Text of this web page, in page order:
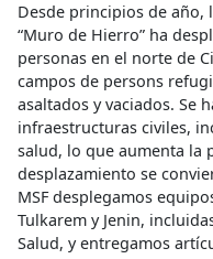
Desde principios de
“Muro de Hierro” ha
personas en el norte de
campos de persons
asaltados y vaciados. Se
infraestructuras civiles,
salud, lo que aumenta la
desplazamiento se
MSF desplegamos
Tulkarem y Jenin,
Salud, y entregamos